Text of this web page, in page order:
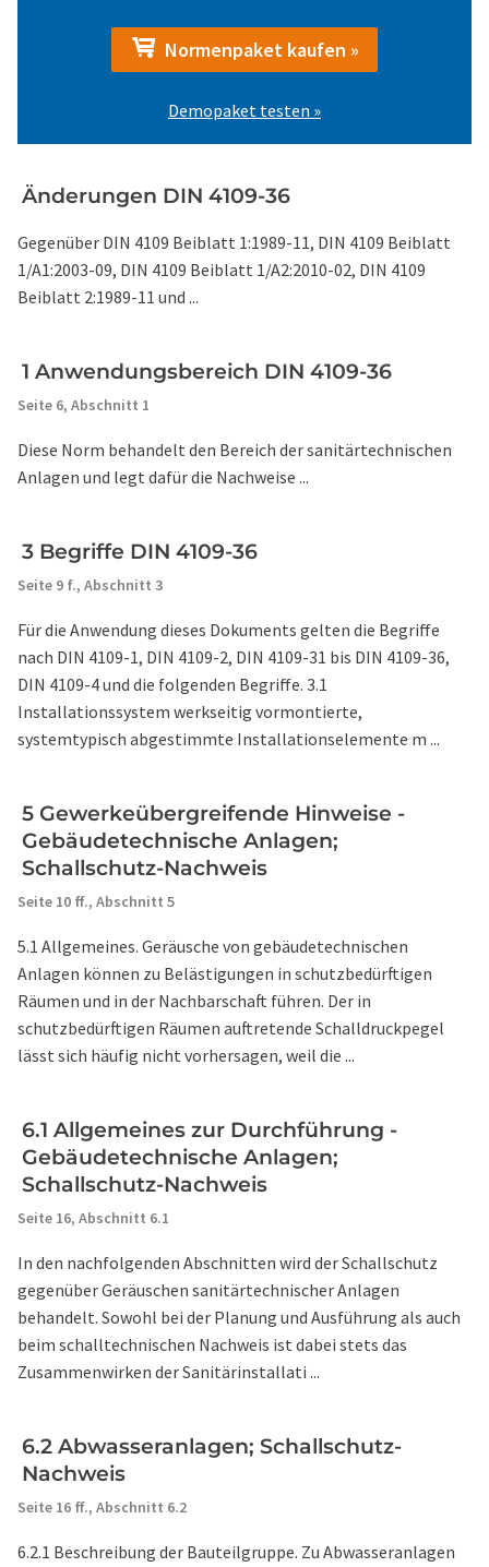
Normenpaket kaufen »
Demopaket testen »
Änderungen DIN 4109-36
Gegenüber DIN 4109 Beiblatt 1:1989-11, DIN 4109 Beiblatt
1/A1:2003-09, DIN 4109 Beiblatt 1/A2:2010-02, DIN 4109
Beiblatt 2:1989-11 und ...
1 Anwendungsbereich DIN 4109-36
Seite 6, Abschnitt 1
Diese Norm behandelt den Bereich der sanitärtechnischen
Anlagen und legt dafür die Nachweise ...
3 Begriffe DIN 4109-36
Seite 9 f., Abschnitt 3
Für die Anwendung dieses Dokuments gelten die Begriffe
nach DIN 4109-1, DIN 4109-2, DIN 4109-31 bis DIN 4109-36,
DIN 4109-4 und die folgenden Begriffe. 3.1
Installationssystem werkseitig vormontierte,
systemtypisch abgestimmte Installationselemente m ...
5 Gewerkeübergreifende Hinweise -
Gebäudetechnische Anlagen;
Schallschutz-Nachweis
Seite 10 ff., Abschnitt 5
5.1 Allgemeines. Geräusche von gebäudetechnischen
Anlagen können zu Belästigungen in schutzbedürftigen
Räumen und in der Nachbarschaft führen. Der in
schutzbedürftigen Räumen auftretende Schalldruckpegel
lässt sich häufig nicht vorhersagen, weil die ...
6.1 Allgemeines zur Durchführung -
Gebäudetechnische Anlagen;
Schallschutz-Nachweis
Seite 16, Abschnitt 6.1
In den nachfolgenden Abschnitten wird der Schallschutz
gegenüber Geräuschen sanitärtechnischer Anlagen
behandelt. Sowohl bei der Planung und Ausführung als auch
beim schalltechnischen Nachweis ist dabei stets das
Zusammenwirken der Sanitärinstallati ...
6.2 Abwasseranlagen; Schallschutz-
Nachweis
Seite 16 ff., Abschnitt 6.2
6.2.1 Beschreibung der Bauteilgruppe. Zu Abwasseranlagen